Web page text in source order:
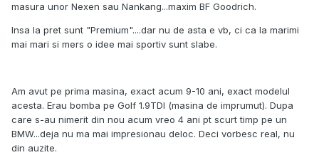
masura unor Nexen sau Nankang...maxim BF Goodrich.
Insa la pret sunt "Premium"....dar nu de asta e vb, ci ca la marimi
mai mari si mers o idee mai sportiv sunt slabe.
Am avut pe prima masina, exact acum 9-10 ani, exact modelul
acesta. Erau bomba pe Golf 1.9TDI (masina de imprumut). Dupa
care s-au nimerit din nou acum vreo 4 ani pt scurt timp pe un
BMW...deja nu ma mai impresionau deloc. Deci vorbesc real, nu
din auzite.